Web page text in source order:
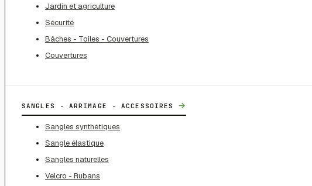
Jardin et agriculture
Sécurité
Bâches - Toiles - Couvertures
Couvertures
SANGLES - ARRIMAGE - ACCESSOIRES →
Sangles synthétiques
Sangle élastique
Sangles naturelles
Velcro - Rubans